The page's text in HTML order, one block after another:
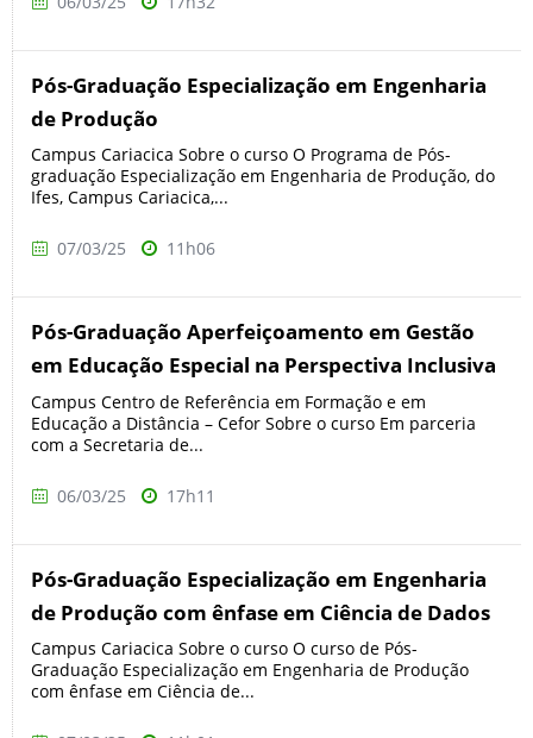
Pós-Graduação Especialização em Engenharia
de Produção
Campus Cariacica Sobre o curso O Programa de Pós-
graduação Especialização em Engenharia de Produção, do
Ifes, Campus Cariacica,...
07/03/25 11h06
Pós-Graduação Aperfeiçoamento em Gestão
em Educação Especial na Perspectiva Inclusiva
Campus Centro de Referência em Formação e em
Educação a Distância – Cefor Sobre o curso Em parceria
com a Secretaria de...
06/03/25 17h11
Pós-Graduação Especialização em Engenharia
de Produção com ênfase em Ciência de Dados
Campus Cariacica Sobre o curso O curso de Pós-
Graduação Especialização em Engenharia de Produção
com ênfase em Ciência de...